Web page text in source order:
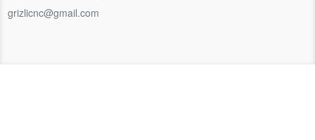
grizlicnc@gmail.com